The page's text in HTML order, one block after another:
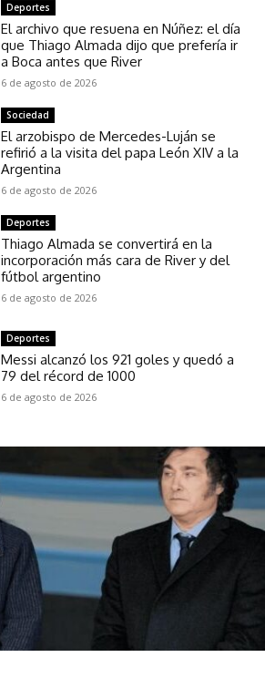
Deportes
El archivo que resuena en Núñez: el día
que Thiago Almada dijo que prefería ir
a Boca antes que River
6 de agosto de 2026
Sociedad
El arzobispo de Mercedes-Luján se
refirió a la visita del papa León XIV a la
Argentina
6 de agosto de 2026
Deportes
Thiago Almada se convertirá en la
incorporación más cara de River y del
fútbol argentino
6 de agosto de 2026
Deportes
Messi alcanzó los 921 goles y quedó a
79 del récord de 1000
6 de agosto de 2026